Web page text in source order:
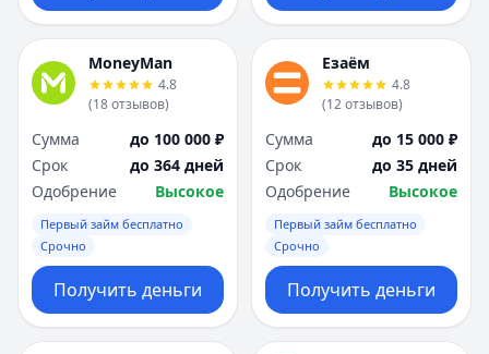
MoneyMan
4.8
(18отзывов)
Сумма
до 100 000 ₽
Срок
до 364 дней
Одобрение
Высокое
Первый займ бесплатно
Срочно
Получить деньги
Езаём
4.8
(12отзывов)
Сумма
до 15 000 ₽
Срок
до 35 дней
Одобрение
Высокое
Первый займ бесплатно
Срочно
Получить деньги